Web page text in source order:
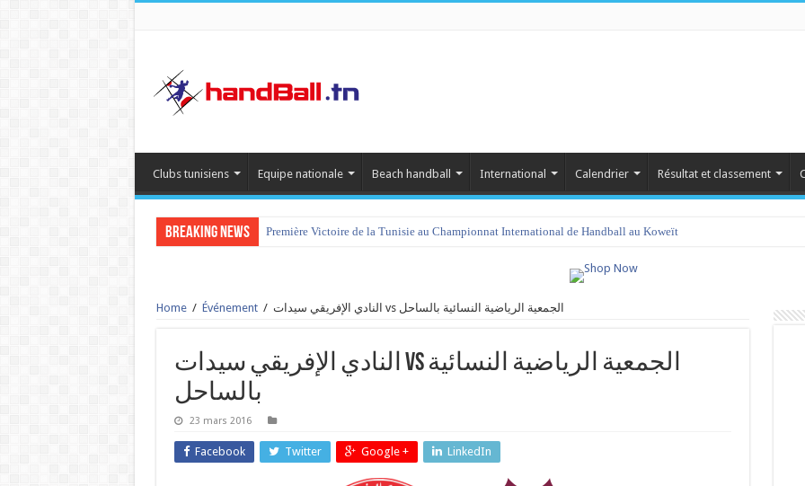
Clubs tunisiens Equipe nationale Beach handball International Calendrier Résultat et classement
Breaking News Première Victoire de la Tunisie au Championnat International de Handball au Koweït
Home / Événement / النادي الإفريقي سيدات vs الجمعية الرياضية النسائية بالساحل
النادي الإفريقي سيدات vs الجمعية الرياضية النسائية
بالساحل
23 mars 2016
Facebook Twitter Google + LinkedIn